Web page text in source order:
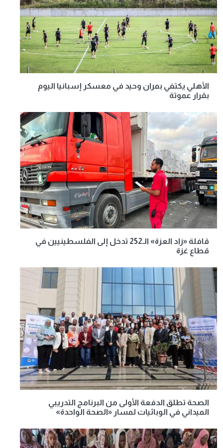
الأهلي يكتفي بمران وحيد في معسكر إسبانيا اليوم
بقرار عموتة
قافلة «زاد العزة» الـ252 تدخل إلى الفلسطينيين في
قطاع غزة
الصحة تطلق الدفعة الأولى من البرنامج التدريبي
الميداني في الوبائيات لمسار «الصحة الواحدة»